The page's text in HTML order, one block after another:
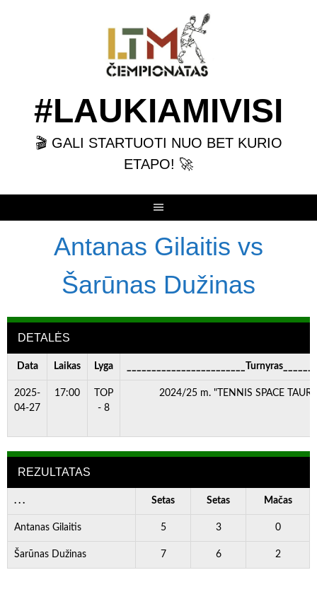
#LAUKIAMIVISI
🎬 GALI STARTUOTI NUO BET KURIO
ETAPO! 🚀
Antanas Gilaitis vs
Šarūnas Dužinas
DETALĖS
Data Laikas Lyga
2025-
04-27
17:00
TOP
- 8
2024/25 m. "TENNIS SPACE
REZULTATAS
. . . Setas Setas Mačas
Antanas Gilaitis 5 3 0
Šarūnas Dužinas 7 6 2